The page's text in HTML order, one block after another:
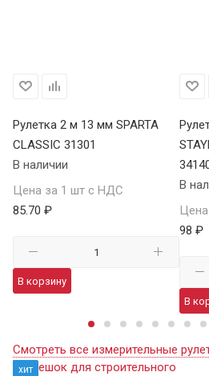
Рулетка 2 м 13 мм SPARTA
CLASSIC 31301
В наличии
Цена за 1 шт с НДС
85.70 ₽
В корзину
В
98 ₽
В
Смотреть все измерительные
хит